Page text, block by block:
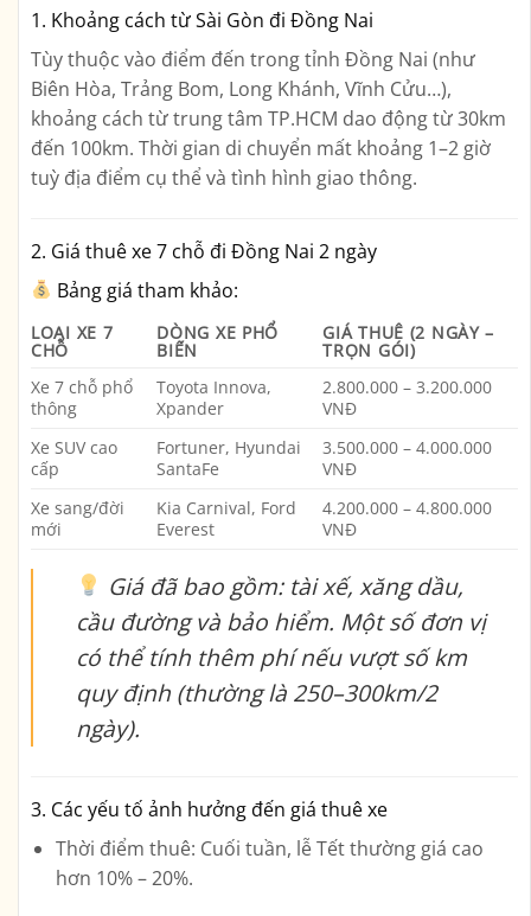
1. Khoảng cách từ Sài Gòn đi Đồng Nai
Tùy thuộc vào điểm đến trong tỉnh Đồng Nai (như
Biên Hòa, Trảng Bom, Long Khánh, Vĩnh Cửu…),
khoảng cách từ trung tâm TP.HCM dao động từ30km
đến 100km. Thời gian di chuyển mất khoảng 1–2 giờ
tuỳ địa điểm cụ thể và tình hình giao thông.
2. Giá thuê xe 7 chỗ đi Đồng Nai 2 ngày
Bảng giá tham khảo:
LOẠI XE 7
CHỖ
DÒNG XE PHỔ
BIẾN
GIÁ THUÊ (2 NGÀY –
TRỌN GÓI)
Xe 7 chỗ phổ
thông
Toyota Innova,
Xpander
2.800.000 – 3.200.000
VNĐ
Xe SUV cao
cấp
Fortuner, Hyundai
SantaFe
3.500.000 – 4.000.000
VNĐ
Xe sang/đời
mới
Kia Carnival, Ford
Everest
4.200.000 – 4.800.000
VNĐ
Giá đã bao gồm: tài xế, xăng dầu,
cầu đường và bảo hiểm. Một số đơn vị
có thể tính thêm phí nếu vượt số km
quy định (thường là 250–300km/2
ngày).
3. Các yếu tố ảnh hưởng đến giá thuê xe
Thời điểm thuê: Cuối tuần, lễ Tết thường giá cao
hơn 10% – 20%.